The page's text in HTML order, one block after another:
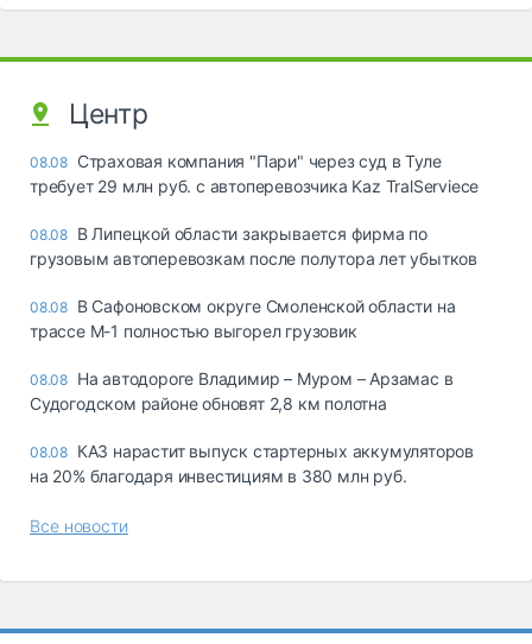
Центр
08.08 Страховая компания "Пари" через суд в Туле
требует 29 млн руб. с автоперевозчика Kaz TralServiece
08.08 В Липецкой области закрывается фирма по
грузовым автоперевозкам после полутора лет убытков
08.08 В Сафоновском округе Смоленской области на
трассе М-1 полностью выгорел грузовик
08.08 На автодороге Владимир – Муром – Арзамас в
Судогодском районе обновят 2,8 км полотна
08.08 КАЗ нарастит выпуск стартерных аккумуляторов
на 20% благодаря инвестициям в 380 млн руб.
Все новости